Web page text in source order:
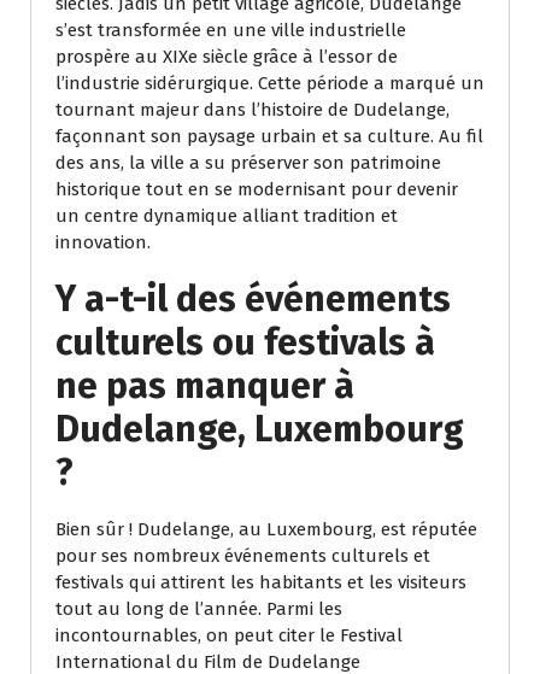
s’est transformée en une ville industrielle
prospère au XIXe siècle grâce à l’essor de
l’industrie sidérurgique. Cette période a marqué un
tournant majeur dans l’histoire de Dudelange,
façonnant son paysage urbain et sa culture. Au fil
des ans, la ville a su préserver son patrimoine
historique tout en se modernisant pour devenir
un centre dynamique alliant tradition et
innovation.
Y a-t-il des événements
culturels ou festivals à
ne pas manquer à
Dudelange, Luxembourg
?
Bien sûr ! Dudelange, au Luxembourg, est réputée
pour ses nombreux événements culturels et
festivals qui attirent les habitants et les visiteurs
tout au long de l’année. Parmi les
incontournables, on peut citer le Festival
International du Film de Dudelange